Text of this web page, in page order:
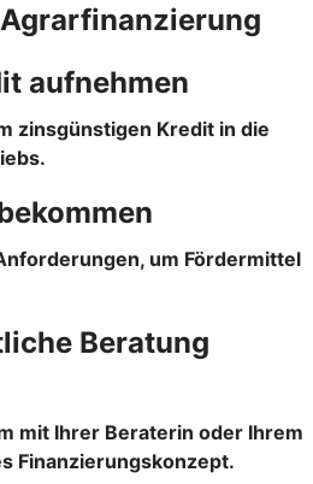
aufnehmen
zinsgünstigen Kredit in die
um Fördermittel
Beratung
mit Ihrer Beraterin oder Ihrem
Finanzierungskonzept.